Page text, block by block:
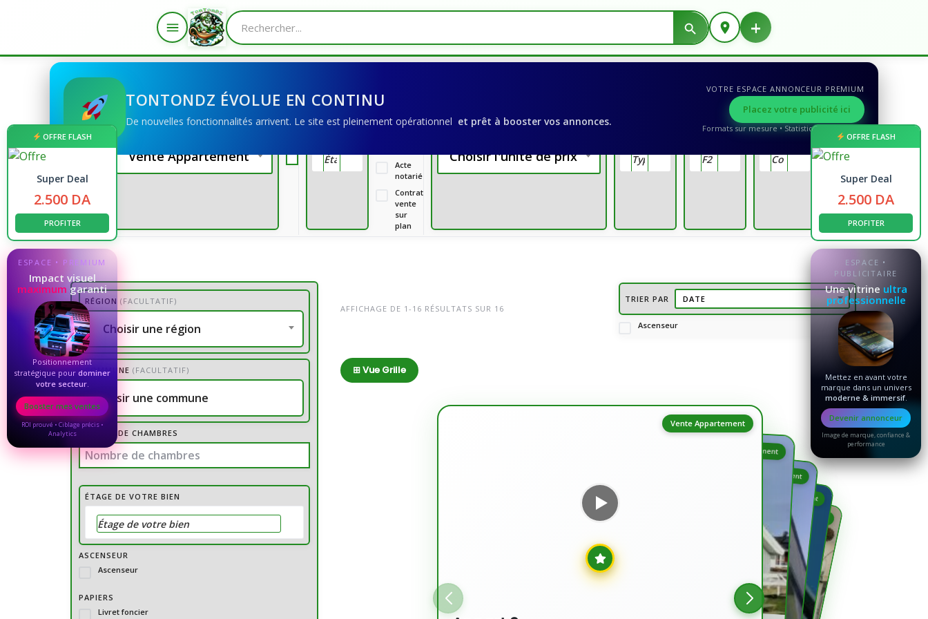
TONTONDZ ÉVOLUE EN CONTINU
De nouvelles fonctionnalités arrivent. Le site est pleinement opérationnel et prêt à booster vos annonces.
VOTRE ESPACE ANNONCEUR PREMIUM
Placez votre publicité ici
Formats sur mesure • Statistiques détaillées
+
Vente Appartement
Acte
notarié
Contrat
vente
sur
plan
Choisir l'unité de prix
Rechercher
RÉGION (FACULTATIF)
Choisir une région
COMMUNE (FACULTATIF)
Choisir une commune
NOMBRE DE CHAMBRES
ÉTAGE DE VOTRE BIEN
ASCENSEUR
Ascenseur
PAPIERS
Livret foncier
AFFICHAGE DE 1-16 RÉSULTATS SUR 16
TRIER PAR DATE
Ascenseur
⊞ Vue Grille
Vente Appartement
Vente Appartement
Vente Appartement
Vente Appartement
Vente Appartement
OFFRE FLASH
Super Deal
2.500 DA
PROFITER
ESPACE • PREMIUM
Impact visuel
maximum garanti
Positionnement
stratégique pour dominer
votre secteur.
Booster mes ventes
ROI prouvé • Ciblage précis •
Analytics
OFFRE FLASH
Super Deal
2.500 DA
PROFITER
ESPACE •
PUBLICITAIRE
Une vitrine ultra
professionnelle
Mettez en avant votre
marque dans un univers
moderne & immersif.
Devenir annonceur
Image de marque, confiance &
performance